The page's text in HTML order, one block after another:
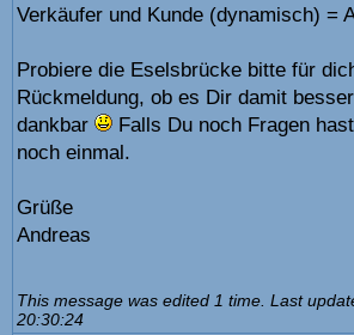
Verkäufer und Kunde (dynamisch) =
Probiere die Eselsbrücke bitte für
Rückmeldung, ob es Dir damit
dankbar
Falls Du noch Fragen
noch einmal.
Grüße
Andreas
This message was edited 1 time. Last
20:30:24